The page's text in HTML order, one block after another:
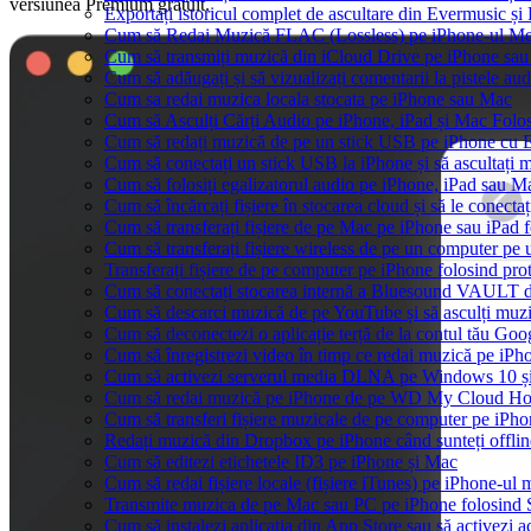
Exportați istoricul complet de ascultare din Evermusic și
Cum să Redai Muzică FLAC (Lossless) pe iPhone-ul
Cum să transmiți muzică din iCloud Drive pe iPhone
Cum să adăugați și să vizualizați comentarii la pistele
Cum sa redai muzica locala stocata pe iPhone sau Mac
Cum să Asculți Cărți Audio pe iPhone, iPad și Mac
Cum să redați muzică de pe un stick USB pe iPhone cu
Cum să conectați un stick USB la iPhone și să ascultați
Cum să folosiți egalizatorul audio pe iPhone, iPad sau
Cum să încărcați fișiere în stocarea cloud și să le
Cum să transferați fișiere de pe Mac pe iPhone sau iPad
Cum să transferați fișiere wireless de pe un computer
Transferați fișiere de pe computer pe iPhone folosind
Cum să conectați stocarea internă a Bluesound VAULT
Cum să descarci muzică de pe YouTube și să asculți
Cum să deconectezi o aplicație terță de la contul tău
Cum să înregistrezi video în timp ce redai muzică pe
Cum să activezi serverul media DLNA pe Windows 10
Cum să redai muzică pe iPhone de pe WD My Cloud
Cum să transferi fișiere muzicale de pe computer pe
Redați muzică din Dropbox pe iPhone când sunteți
Cum să editezi etichetele ID3 pe iPhone și Mac
Cum să redai fișiere locale (fișiere iTunes) pe iPhone-ul
Transmite muzica de pe Mac sau PC pe iPhone folosind
Cum să instalezi aplicația din App Store sau să activezi